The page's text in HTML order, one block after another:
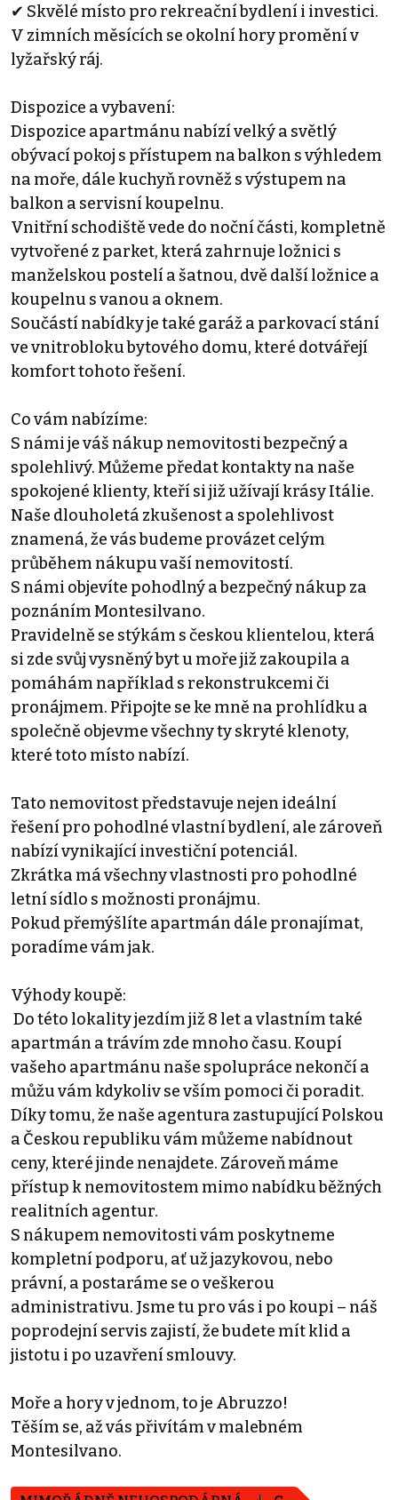
✔ Skvělé místo pro rekreační bydlení i investici.
V zimních měsících se okolní hory promění v
lyžařský ráj.
Dispozice a vybavení:
Dispozice apartmánu nabízí velký a světlý
obývací pokoj s přístupem na balkon s výhledem
na moře, dále kuchyň rovněž s výstupem na
balkon a servisní koupelnu.
Vnitřní schodiště vede do noční části, kompletně
vytvořené z parket, která zahrnuje ložnici s
manželskou postelí a šatnou, dvě další ložnice a
koupelnu s vanou a oknem.
Součástí nabídky je také garáž a parkovací stání
ve vnitrobloku bytového domu, které dotvářejí
komfort tohoto řešení.
Co vám nabízíme:
S námi je váš nákup nemovitosti bezpečný a
spolehlivý. Můžeme předat kontakty na naše
spokojené klienty, kteří si již užívají krásy Itálie.
Naše dlouholetá zkušenost a spolehlivost
znamená, že vás budeme provázet celým
průběhem nákupu vaší nemovitostí.
S námi objevíte pohodlný a bezpečný nákup za
poznáním Montesilvano.
Pravidelně se stýkám s českou klientelou, která
si zde svůj vysněný byt u moře již zakoupila a
pomáhám například s rekonstrukcemi či
pronájmem. Připojte se ke mně na prohlídku a
společně objevme všechny ty skryté klenoty,
které toto místo nabízí.
Tato nemovitost představuje nejen ideální
řešení pro pohodlné vlastní bydlení, ale zároveň
nabízí vynikající investiční potenciál.
Zkrátka má všechny vlastnosti pro pohodlné
letní sídlo s možnosti pronájmu.
Pokud přemýšlíte apartmán dále pronajímat,
poradíme vám jak.
Výhody koupě:
Do této lokality jezdím již 8 let a vlastním také
apartmán a trávím zde mnoho času. Koupí
vašeho apartmánu naše spolupráce nekončí a
můžu vám kdykoliv se vším pomoci či poradit.
Díky tomu, že naše agentura zastupující Polskou
a Českou republiku vám můžeme nabídnout
ceny, které jinde nenajdete. Zároveň máme
přístup k nemovitostem mimo nabídku běžných
realitních agentur.
S nákupem nemovitosti vám poskytneme
kompletní podporu, ať už jazykovou, nebo
právní, a postaráme se o veškerou
administrativu. Jsme tu pro vás i po koupi – náš
poprodejní servis zajistí, že budete mít klid a
jistotu i po uzavření smlouvy.
Moře a hory v jednom, to je Abruzzo!
Těším se, až vás přivítám v malebném
Montesilvano.